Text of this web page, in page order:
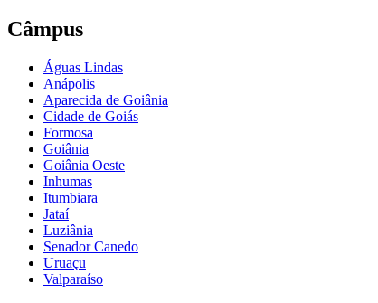
Câmpus
Águas Lindas
Anápolis
Aparecida de Goiânia
Cidade de Goiás
Formosa
Goiânia
Goiânia Oeste
Inhumas
Itumbiara
Jataí
Luziânia
Senador Canedo
Uruaçu
Valparaíso